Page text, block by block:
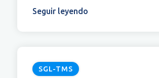
Seguir leyendo
SGL-TMS